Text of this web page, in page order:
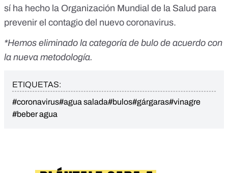
sí ha hecho la Organización Mundial de la Salud para
prevenir el contagio del nuevo coronavirus.
*Hemos eliminado la categoría de bulo de acuerdo con
la nueva metodología.
ETIQUETAS:
#coronavirus#agua salada#bulos#gárgaras#vinagre
#beber agua